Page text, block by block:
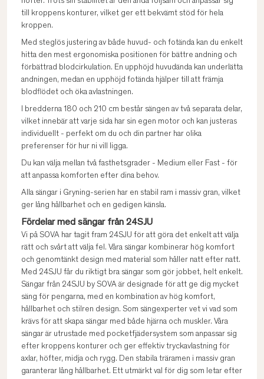
till kroppens konturer, vilket ger ett bekvämt stöd för hela
kroppen.
Med steglös justering av både huvud- och fotända kan du enkelt
hitta den mest ergonomiska positionen för bättre andning och
förbättrad blodcirkulation. En upphöjd huvudända kan underlätta
andningen, medan en upphöjd fotända hjälper till att främja
blodflödet och öka avlastningen.
I bredderna 180 och 210 cm består sängen av två separata delar,
vilket innebär att varje sida har sin egen motor och kan justeras
individuellt - perfekt om du och din partner har olika
preferenser för hur ni vill ligga.
Du kan välja mellan två fasthetsgrader - Medium eller Fast - för
att anpassa komforten efter dina behov.
Alla sängar i Gryning-serien har en stabil ram i massiv gran, vilket
ger lång hållbarhet och en gedigen känsla.
Fördelar med sängar från 24SJU
Vi på SOVA har tagit fram 24SJU för att göra det enkelt att välja
rätt och svårt att välja fel. Våra sängar kombinerar hög komfort
och genomtänkt design med material som håller natt efter natt.
Med 24SJU får du riktigt bra sängar som gör jobbet, helt enkelt.
Sängar från 24SJU by SOVA är designade för att ge dig mycket
säng för pengarna, med en kombination av hög komfort,
hållbarhet och stilren design. Som sängexperter vet vi vad som
krävs för att skapa sängar med både hjärna och muskler. Våra
sängar är utrustade med pocketfjädersystem som anpassar sig
efter kroppens konturer och ger effektiv tryckavlastning för
axlar, höfter, midja och rygg. Den stabila träramen i massiv gran
garanterar lång hållbarhet. Ett utmärkt val för dig som letar efter